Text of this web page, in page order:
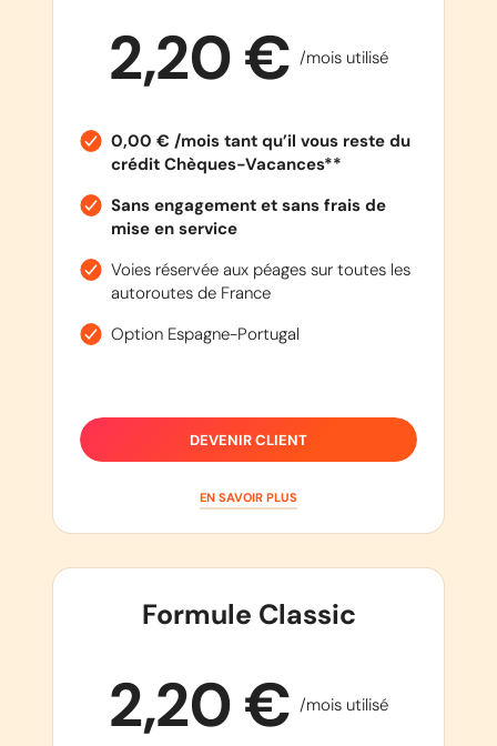
2,20 € /mois utilisé
0,00 € /mois tant qu’il vous reste du
crédit Chèques-Vacances**
Sans engagement et sans frais de
mise en service
Voies réservée aux péages sur toutes les
autoroutes de France
Option Espagne-Portugal
DEVENIR CLIENT
EN SAVOIR PLUS
Formule Classic
2,20 € /mois utilisé